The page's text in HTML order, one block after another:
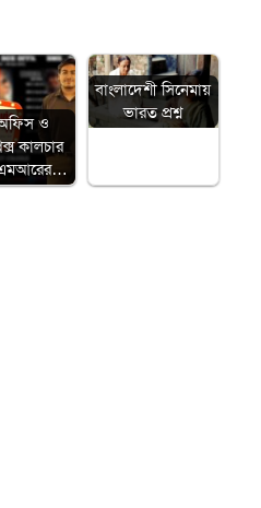
ও
কালচার
বাংলাদেশী সিনেমায়
ভারত প্রশ্ন